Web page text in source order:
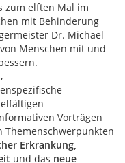
zum elften Mal im
mit Behinderung
Dr. Michael
Menschen mit und
Vorträgen
Themenschwerpunkten
Erkrankung,
und das neue